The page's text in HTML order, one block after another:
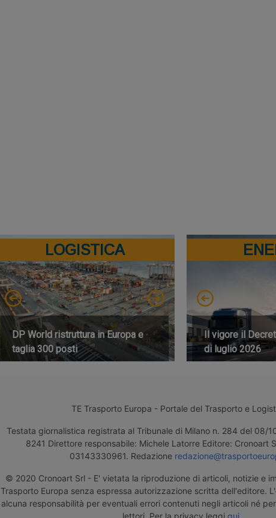
LOGISTICA
DP World ristruttura in Europa e
taglia 300 posti
Il vigore il
di luglio 2026
TE Trasporto Europa - Portale del Trasporto e
Testata giornalistica registrata al Tribunale di Milano n. 284 del 08/
8241 Direttore responsabile: Michele Latorre Editore: Cronoart
03143330961. Redazione
© 2020 Cronoart Srl - E' vietata la riproduzione di articoli, notizie e
Trasporto Europa senza espressa autorizzazione scritta dell'editore.
alcuna responsabilità per eventuali errori contenuti negli articoli né
lettori. Per la privacy leggi qui